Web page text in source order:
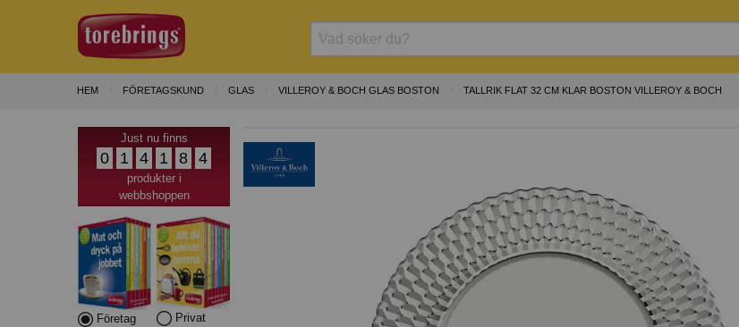
HEM FÖRETAGSKUND GLAS VILLEROY & BOCH GLAS BOSTON TALLRIK FLAT 32 CM KLAR BOSTON VILLEROY & BOCH
Just nu finns
0 1 4 1 8 4
produkter i
webbshoppen
Företag Privat